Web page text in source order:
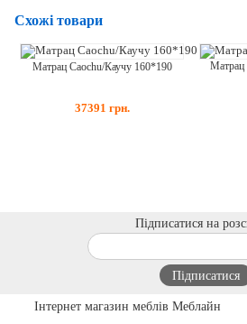
Схожі товари
Матрац Caochu/Каучу 160*190
37391 грн.
Підписатися на
Інтернет магазин меблів Меблайн